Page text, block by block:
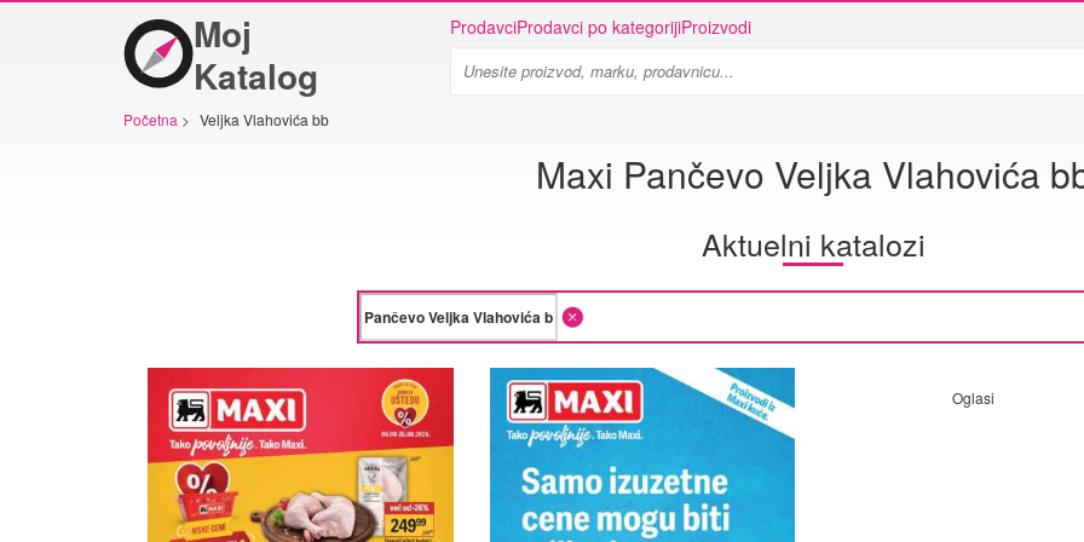
Moj
Katalog
ProdavciProdavci po kategorijiProizvodi
Početna > Veljka Vlahovića bb
Maxi Pančevo Veljka Vlahovića
Aktuelni katalozi
Oglasi